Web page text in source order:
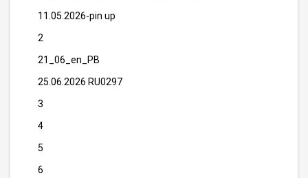
11.05.2026-pin up
2
21_06_en_PB
25.06.2026 RU0297
3
4
5
6